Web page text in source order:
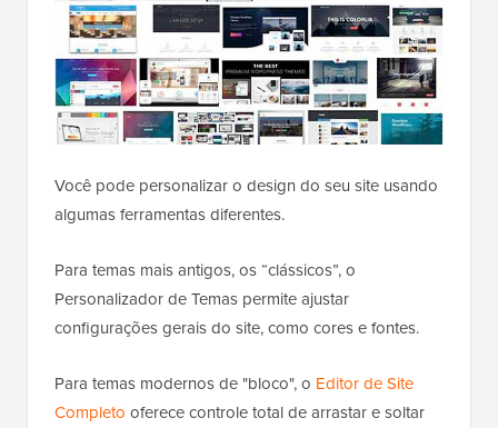
Você pode personalizar o design do seu site usando
algumas ferramentas diferentes.
Para temas mais antigos, os “clássicos”, o
Personalizador de Temas permite ajustar
configurações gerais do site, como cores e fontes.
Para temas modernos de "bloco", o Editor de Site
Completo oferece controle total de arrastar e soltar